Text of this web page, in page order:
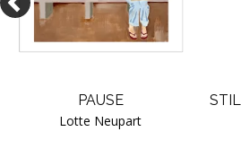
PAUSE
Lotte Neupart